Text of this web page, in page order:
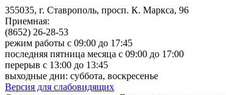
355035, г. Ставрополь, просп. К. Маркса, 96
Приемная:
(8652) 26-28-53
режим работы с 09:00 до 17:45
последняя пятница месяца с 09:00 до 17:00
перерыв с 13:00 до 13:45
выходные дни: суббота, воскресенье
Версия для слабовидящих